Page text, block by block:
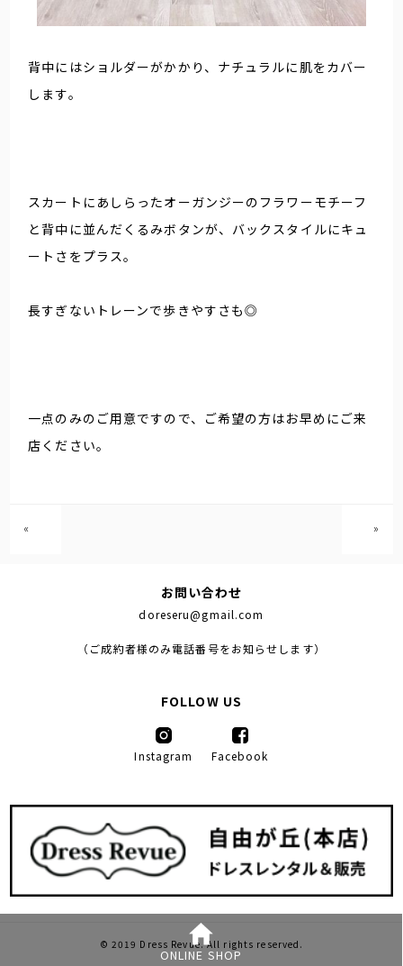
背中にはショルダーがかかり、ナチュラルに肌をカバー
します。
スカートにあしらったオーガンジーのフラワーモチーフ
と背中に並んだくるみボタンが、バックスタイルにキュ
ートさをプラス。
長すぎないトレーンで歩きやすさも◎
一点のみのご用意ですので、ご希望の方はお早めにご来
店ください。
« »
お問い合わせ
doreseru@gmail.com
（ご成約者様のみ電話番号をお知らせします）
FOLLOW US
Instagram Facebook
© 2019 Dress Revue. All rights reserved.
ONLINE SHOP